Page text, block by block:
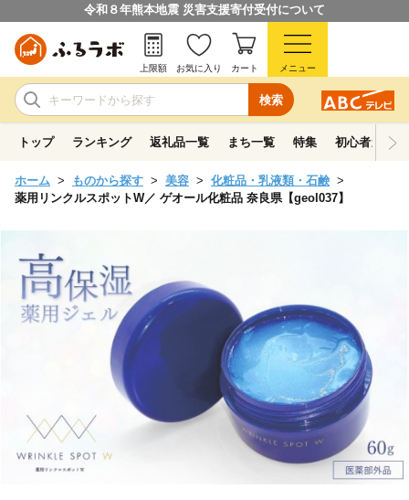
令和８年熊本地震 災害支援寄付受付について
検索
上限額 お気に入り カート メニュー
トップ ランキング 返礼品一覧 まち一覧 特集 初心者ガイド
ホーム ものから探す 美容
化粧品・乳液類・石鹸
薬用リンクルスポットW／ ゲオール化粧品 奈良県【geol037】